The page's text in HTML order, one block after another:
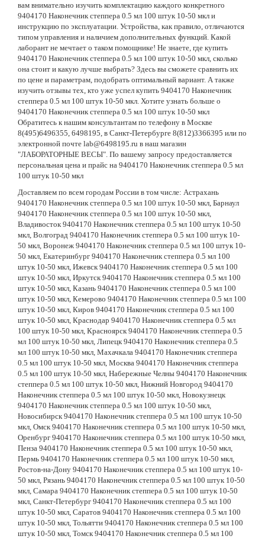
вам внимательно изучить комплектацию каждого конкретного
9404170 Наконечник степпера 0.5 мл 100 штук 10-50 мкл и
инструкцию по эксплуатации. Устройства, как правило, отличаются
типом управления и наличием дополнительных функций. Какой
лаборант не мечтает о таком помощнике! Не знаете, где купить
9404170 Наконечник степпера 0.5 мл 100 штук 10-50 мкл, сколько
она стоит и какую лучше выбрать? Здесь вы сможете сравнить их
по цене и параметрам, подобрать оптимальный вариант. А также
изучить отзывы тех, кто уже успел купить 9404170 Наконечник
степпера 0.5 мл 100 штук 10-50 мкл. Хотите узнать больше о
9404170 Наконечник степпера 0.5 мл 100 штук 10-50 мкл
Обратитесь к нашим консультантам по телефону в Москве
8(495)6496355, 6498195, в Санкт-Петербурге 8(812)3366395 или по
электронной почте lab@6498195.ru в наш магазин
"ЛАБОРАТОРНЫЕ ВЕСЫ". По вашему запросу предоставляется
персональная цена и прайс на 9404170 Наконечник степпера 0.5 мл
100 штук 10-50 мкл
Доставляем по всем городам России в том числе: Астрахань
9404170 Наконечник степпера 0.5 мл 100 штук 10-50 мкл, Барнаул
9404170 Наконечник степпера 0.5 мл 100 штук 10-50 мкл,
Владивосток 9404170 Наконечник степпера 0.5 мл 100 штук 10-50
мкл, Волгоград 9404170 Наконечник степпера 0.5 мл 100 штук 10-
50 мкл, Воронеж 9404170 Наконечник степпера 0.5 мл 100 штук 10-
50 мкл, Екатеринбург 9404170 Наконечник степпера 0.5 мл 100
штук 10-50 мкл, Ижевск 9404170 Наконечник степпера 0.5 мл 100
штук 10-50 мкл, Иркутск 9404170 Наконечник степпера 0.5 мл 100
штук 10-50 мкл, Казань 9404170 Наконечник степпера 0.5 мл 100
штук 10-50 мкл, Кемерово 9404170 Наконечник степпера 0.5 мл 100
штук 10-50 мкл, Киров 9404170 Наконечник степпера 0.5 мл 100
штук 10-50 мкл, Краснодар 9404170 Наконечник степпера 0.5 мл
100 штук 10-50 мкл, Красноярск 9404170 Наконечник степпера 0.5
мл 100 штук 10-50 мкл, Липецк 9404170 Наконечник степпера 0.5
мл 100 штук 10-50 мкл, Махачкала 9404170 Наконечник степпера
0.5 мл 100 штук 10-50 мкл, Москва 9404170 Наконечник степпера
0.5 мл 100 штук 10-50 мкл, Набережные Челны 9404170 Наконечник
степпера 0.5 мл 100 штук 10-50 мкл, Нижний Новгород 9404170
Наконечник степпера 0.5 мл 100 штук 10-50 мкл, Новокузнецк
9404170 Наконечник степпера 0.5 мл 100 штук 10-50 мкл,
Новосибирск 9404170 Наконечник степпера 0.5 мл 100 штук 10-50
мкл, Омск 9404170 Наконечник степпера 0.5 мл 100 штук 10-50 мкл,
Оренбург 9404170 Наконечник степпера 0.5 мл 100 штук 10-50 мкл,
Пенза 9404170 Наконечник степпера 0.5 мл 100 штук 10-50 мкл,
Пермь 9404170 Наконечник степпера 0.5 мл 100 штук 10-50 мкл,
Ростов-на-Дону 9404170 Наконечник степпера 0.5 мл 100 штук 10-
50 мкл, Рязань 9404170 Наконечник степпера 0.5 мл 100 штук 10-50
мкл, Самара 9404170 Наконечник степпера 0.5 мл 100 штук 10-50
мкл, Санкт-Петербург 9404170 Наконечник степпера 0.5 мл 100
штук 10-50 мкл, Саратов 9404170 Наконечник степпера 0.5 мл 100
штук 10-50 мкл, Тольятти 9404170 Наконечник степпера 0.5 мл 100
штук 10-50 мкл, Томск 9404170 Наконечник степпера 0.5 мл 100